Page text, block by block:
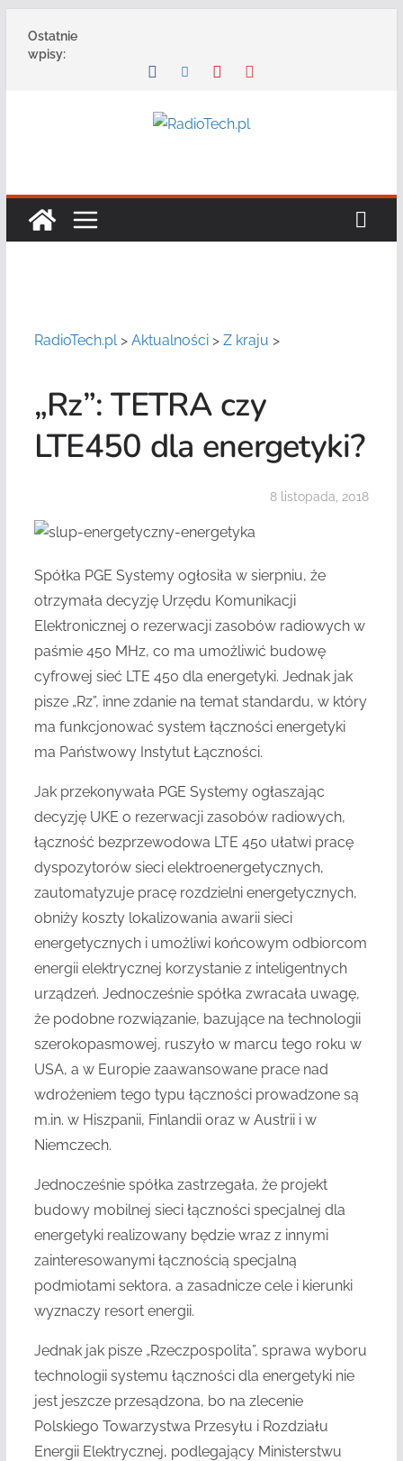
Ostatnie
wpisy:
RadioTech.pl> Aktualności> Z kraju >
„Rz”: TETRA czy
LTE450 dla energetyki?
8 listopada, 2018
Spółka PGE Systemy ogłosiła w sierpniu, że
otrzymała decyzję Urzędu Komunikacji
Elektronicznej o rezerwacji zasobów radiowych w
paśmie 450 MHz, co ma umożliwić budowę
cyfrowej sieć LTE 450 dla energetyki. Jednak jak
pisze „Rz”, inne zdanie na temat standardu, w który
ma funkcjonować system łączności energetyki
ma Państwowy Instytut Łączności.
Jak przekonywała PGE Systemy ogłaszając
decyzję UKE o rezerwacji zasobów radiowych,
łączność bezprzewodowa LTE 450 ułatwi pracę
dyspozytorów sieci elektroenergetycznych,
zautomatyzuje pracę rozdzielni energetycznych,
obniży koszty lokalizowania awarii sieci
energetycznych i umożliwi końcowym odbiorcom
energii elektrycznej korzystanie z inteligentnych
urządzeń. Jednocześnie spółka zwracała uwagę,
że podobne rozwiązanie, bazujące na technologii
szerokopasmowej, ruszyło w marcu tego roku w
USA, a w Europie zaawansowane prace nad
wdrożeniem tego typu łączności prowadzone są
m.in. w Hiszpanii, Finlandii oraz w Austrii i w
Niemczech.
Jednocześnie spółka zastrzegała, że projekt
budowy mobilnej sieci łączności specjalnej dla
energetyki realizowany będzie wraz z innymi
zainteresowanymi łącznością specjalną
podmiotami sektora, a zasadnicze cele i kierunki
wyznaczy resort energii.
Jednak jak pisze „Rzeczpospolita”, sprawa wyboru
technologii systemu łączności dla energetyki nie
jest jeszcze przesądzona, bo na zlecenie
Polskiego Towarzystwa Przesyłu i Rozdziału
Energii Elektrycznej, podlegający Ministerstwu